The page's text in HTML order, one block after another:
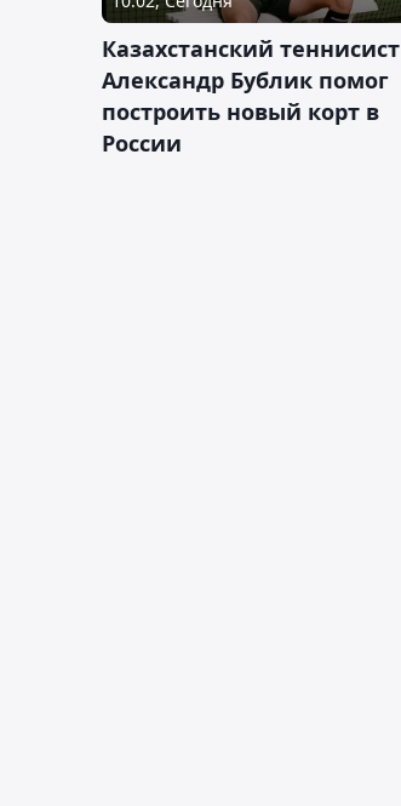
Казахстанский теннисист
Александр Бублик помог
построить новый корт в
России